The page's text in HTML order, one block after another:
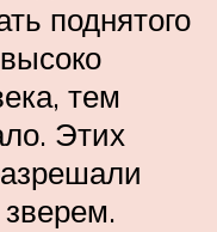
поднятого
тем
Этих
зверем.